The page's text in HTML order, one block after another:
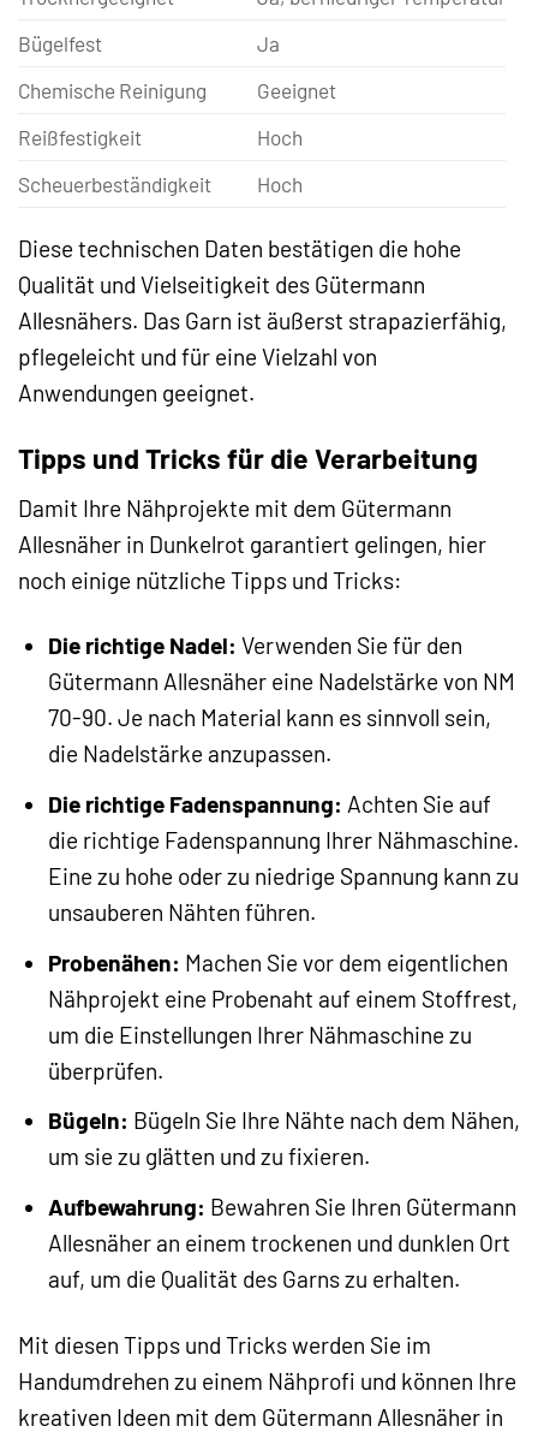
Bügelfest
Ja
Chemische Reinigung
Geeignet
Reißfestigkeit
Hoch
Scheuerbeständigkeit
Hoch
Diese technischen Daten bestätigen die hohe
Qualität und Vielseitigkeit des Gütermann
Allesnähers. Das Garn ist äußerst strapazierfähig,
pflegeleicht und für eine Vielzahl von
Anwendungen geeignet.
Tipps und Tricks für die Verarbeitung
Damit Ihre Nähprojekte mit dem Gütermann
Allesnäher in Dunkelrot garantiert gelingen, hier
noch einige nützliche Tipps und Tricks:
Die richtige Nadel: Verwenden Sie für den
Gütermann Allesnäher eine Nadelstärke von NM
70-90. Je nach Material kann es sinnvoll sein,
die Nadelstärke anzupassen.
Die richtige Fadenspannung: Achten Sie auf
die richtige Fadenspannung Ihrer Nähmaschine.
Eine zu hohe oder zu niedrige Spannung kann zu
unsauberen Nähten führen.
Probenähen: Machen Sie vor dem eigentlichen
Nähprojekt eine Probenaht auf einem Stoffrest,
um die Einstellungen Ihrer Nähmaschine zu
überprüfen.
Bügeln: Bügeln Sie Ihre Nähte nach dem Nähen,
um sie zu glätten und zu fixieren.
Aufbewahrung: Bewahren Sie Ihren Gütermann
Allesnäher an einem trockenen und dunklen Ort
auf, um die Qualität des Garns zu erhalten.
Mit diesen Tipps und Tricks werden Sie im
Handumdrehen zu einem Nähprofi und können Ihre
kreativen Ideen mit dem Gütermann Allesnäher in